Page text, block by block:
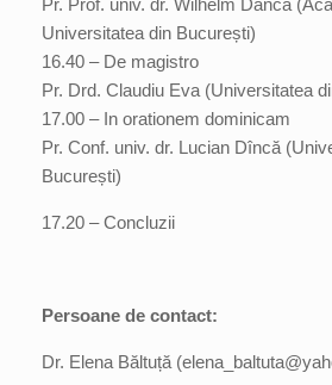
Pr. Prof. univ. dr. Wilhelm Dancă
Universitatea din București)
16.40 – De magistro
Pr. Drd. Claudiu Eva (Universitatea
17.00 – In orationem dominicam
Pr. Conf. univ. dr. Lucian Dîncă
București)
17.20 – Concluzii
Persoane de contact:
Dr. Elena Băltuță